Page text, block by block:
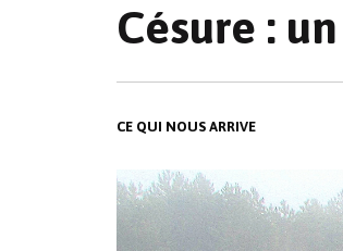
Césure :
CE QUI NOUS ARRIVE